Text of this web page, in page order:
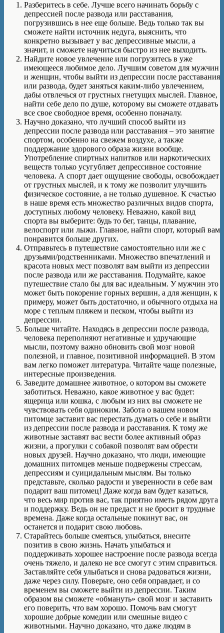
Разберитесь в себе. Лучше всего начинать борьбу с
депрессией после развода или расставания,
погрузившись в нее еще больше. Ведь только так вы
сможете найти источник недуга, выяснить, что
конкретно вызывает у вас депрессивные мысли, а
значит, и сможете научиться быстро из нее выходить.
Найдите новое увлечение или погрузитесь в уже
имеющееся любимое дело. Лучшим советом для мужчин
и женщин, чтобы выйти из депрессии после расставания
или развода, будет заняться каким-либо увлечением,
дабы отвлечься от грустных гнетущих мыслей. Главное,
найти себе дело по душе, которому вы сможете отдавать
все свое свободное время, особенно поначалу.
Научно доказано, что лучший способ выйти из
депрессии после развода или расставания – это занятие
спортом, особенно на свежем воздухе, а также
поддержание здорового образа жизни вообще.
Употребление спиртных напитков или наркотических
веществ только усугубляет депрессивное состояние
человека. А спорт дает ощущение свободы, освобождает
от грустных мыслей, и к тому же позволит улучшить
физическое состояние, а не только душевное. К счастью
в наше время есть множество различных видов спорта,
доступных любому человеку. Неважно, какой вид
спорта вы выберите: будь то бег, танцы, плавание,
велоспорт или лыжи. Главное, найти спорт, который вам
понравится больше других.
Отправьтесь в путешествие самостоятельно или же с
друзьями/родственниками. Множество впечатлений и
красота новых мест позволят вам выйти из депрессии
после развода или же расставания. Подумайте, какое
путешествие стало бы для вас идеальным. У мужчин это
может быть покорение горных вершин, а для женщин, к
примеру, может быть достаточно, и обычного отдыха на
море с теплым пляжем и песком, чтобы выйти из
депрессии.
Больше читайте. Находясь в депрессии после развода,
человека переполняют негативные и удручающие
мысли, поэтому важно обновить свой мозг новой
полезной, и главное, позитивной информацией. В этом
вам легко поможет литература. Читайте чаще полезные,
интересные произведения.
Заведите домашнее животное, о котором вы сможете
заботиться. Неважно, какое животное у вас будет:
ящерица или кошка, с любым из них вы сможете не
чувствовать себя одиноким. Забота о вашем новом
питомце заставит вас перестать думать о себе и выйти
из депрессии после развода и расставания. К тому же
животные заставят вас вести более активный образ
жизни, а прогулки с собакой позволят вам обрести
новых друзей. Научно доказано, что люди, имеющие
домашних питомцев меньше подвержены стрессам,
депрессиям и суицидальным мыслям. Вы только
представьте, сколько радости и уверенности в себе вам
подарит ваш питомец! Даже когда вам будет казаться,
что весь мир против вас, так приятно иметь рядом друга
и поддержку. Ведь он не предаст и не бросит в трудные
времена. Даже когда остальные покинут вас, он
останется и подарит свою любовь.
Старайтесь больше смеяться, улыбаться, внесите
позитив в свою жизнь. Начать улыбаться и
поддерживать хорошее настроение после развода всегда
очень тяжело, и далеко не все смогут с этим справиться.
Заставляйте себя улыбаться и снова радоваться жизни,
даже через силу. Поверьте, оно себя оправдает, и со
временем вы сможете выйти из депрессии. Таким
образом вы сможете «обмануть» свой мозг и заставить
его поверить, что вам хорошо. Помочь вам смогут
хорошие добрые комедии или смешные видео с
животными. Научно доказано, что даже людям в